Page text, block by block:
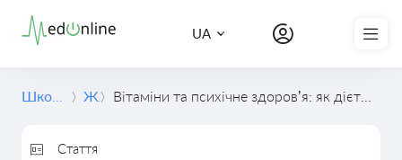
UA
Журнал Вітаміни та психічне здоровʼя: як дієтологія впливає на настрій і психічний стан через прийом вітамінів
Стаття